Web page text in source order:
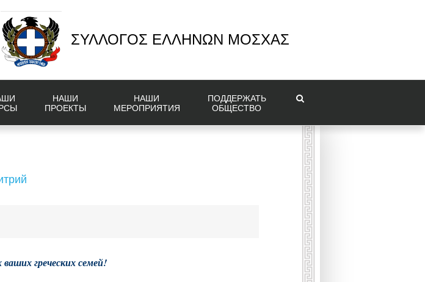
ΣΥΛΛΟΓΟΣ ΕΛΛΗΝΩΝ ΜΟΣΧΑΣ
НАШИ
ПРОЕКТЫ
НАШИ
МЕРОПРИЯТИЯ
ПОДДЕРЖАТЬ
ОБЩЕСТВО
ваших греческих семей!